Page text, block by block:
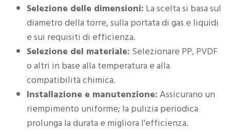
Selezione delle dimensioni: La scelta si basa sul
diametro della torre, sulla portata di gas e liquidi
e sui requisiti di efficienza.
Selezione del materiale: Selezionare PP, PVDF
o altri in base alla temperatura e alla
compatibilità chimica.
Installazione e manutenzione:Assicurano un
riempimento uniforme; la pulizia periodica
prolunga la durata e migliora l'efficienza.